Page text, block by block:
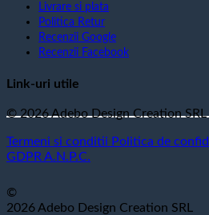
Livrare si plata
Politica Retur
Recenzii Google
Recenzii Facebook
Link-uri utile
© 2026 Adebo Design Creation SRL
Termeni si conditii Politica de
GDPR A.N.P.C.
©
2026 Adebo Design Creation SRL